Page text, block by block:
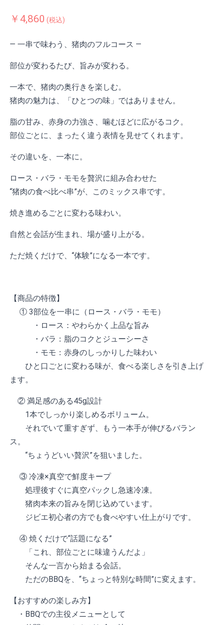
￥4,860 (税込)
― 一串で味わう、猪肉のフルコース ―
部位が変わるたび、旨みが変わる。
一本で、猪肉の奥行きを楽しむ。
猪肉の魅力は、「ひとつの味」ではありません。
脂の甘み、赤身の力強さ、噛むほどに広がるコク。
部位ごとに、まったく違う表情を見せてくれます。
その違いを、一本に。
ロース・バラ・モモを贅沢に組み合わせた
“猪肉の食べ比べ串”が、このミックス串です。
焼き進めるごとに変わる味わい。
自然と会話が生まれ、場が盛り上がる。
ただ焼くだけで、“体験”になる一本です。
【商品の特徴】
① 3部位を一串に（ロース・バラ・モモ）
・ロース：やわらかく上品な旨み
・バラ：脂のコクとジューシーさ
・モモ：赤身のしっかりした味わい
ひと口ごとに変わる味が、食べる楽しさを引き上げ
ます。
② 満足感のある45g設計
1本でしっかり楽しめるボリューム。
それでいて重すぎず、もう一本手が伸びるバラン
ス。
“ちょうどいい贅沢”を狙いました。
③ 冷凍×真空で鮮度キープ
処理後すぐに真空パックし急速冷凍。
猪肉本来の旨みを閉じ込めています。
ジビエ初心者の方でも食べやすい仕上がりです。
④ 焼くだけで“話題になる”
「これ、部位ごとに味違うんだよ」
そんな一言から始まる会話。
ただのBBQを、“ちょっと特別な時間”に変えます。
【おすすめの楽しみ方】
・BBQでの主役メニューとして